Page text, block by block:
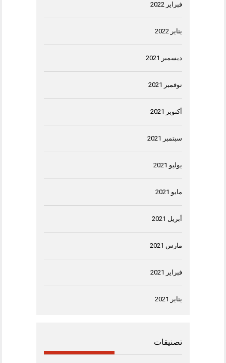
فبراير 2022
يناير 2022
ديسمبر 2021
نوفمبر 2021
أكتوبر 2021
سبتمبر 2021
يوليو 2021
مايو 2021
أبريل 2021
مارس 2021
فبراير 2021
يناير 2021
تصنيفات